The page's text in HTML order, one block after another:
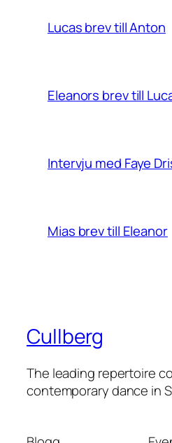
Lucas brev till Anton
Eleanors brev till
Intervju med Faye
Mias brev till Eleanor
Cullberg
The leading repertoire
contemporary dance in